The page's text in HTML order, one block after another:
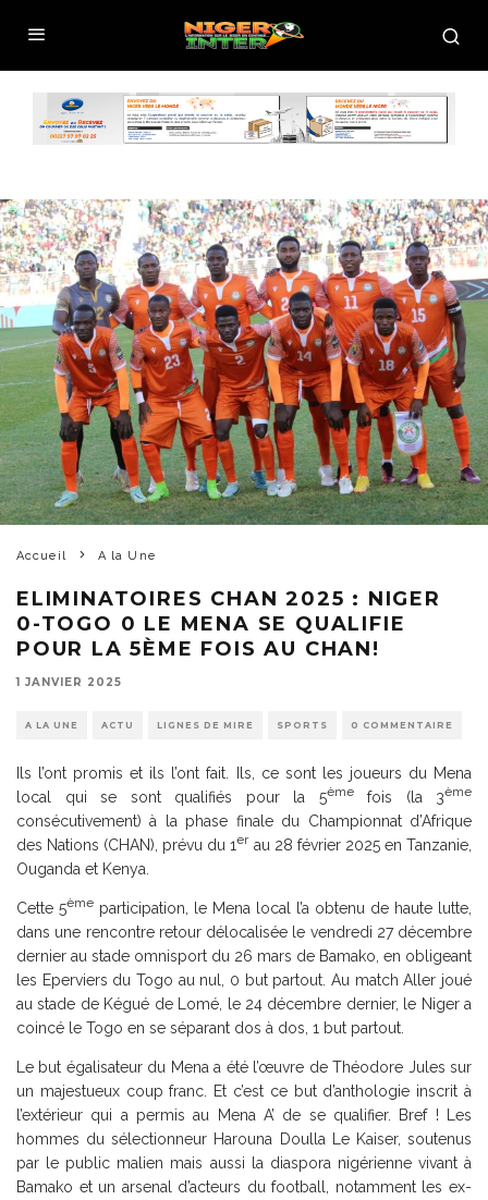
Accueil A la Une
ELIMINATOIRES CHAN 2025 : NIGER
0-TOGO 0 LE MENA SE QUALIFIE
POUR LA 5ÈME FOIS AU CHAN!
1 JANVIER 2025
A LA UNE ACTU LIGNES DE MIRE SPORTS 0 COMMENTAIRE
Ils l’ont promis et ils l’ont fait. Ils, ce sont les joueurs du Mena
local qui se sont qualifiés pour la 5èmefois (la 3ème
consécutivement) à la phase finale du Championnat d’Afrique
des Nations (CHAN), prévu du 1er au 28 février 2025 en Tanzanie,
Ouganda et Kenya.
Cette 5ème participation, le Mena local l’a obtenu de haute lutte,
dans une rencontre retour délocalisée le vendredi 27 décembre
dernier au stade omnisport du 26 mars de Bamako, en obligeant
les Eperviers du Togo au nul, 0 but partout. Au match Aller joué
au stade de Kégué de Lomé, le 24 décembre dernier, le Niger a
coincé le Togo en se séparant dos à dos, 1 but partout.
Le but égalisateur du Mena a été l’œuvre de Théodore Jules sur
un majestueux coup franc. Et c’est ce but d’anthologie inscrit à
l’extérieur qui a permis au Mena A’ de se qualifier. Bref ! Les
hommes du sélectionneur Harouna Doulla Le Kaiser, soutenus
par le public malien mais aussi la diaspora nigérienne vivant à
Bamako et un arsenal d’acteurs du football, notamment les ex-